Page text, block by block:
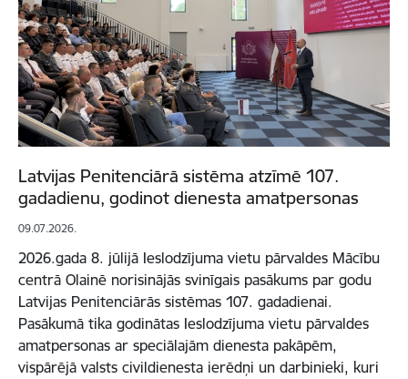
Latvijas Penitenciārā sistēma atzīmē 107.
gadadienu, godinot dienesta amatpersonas
09.07.2026.
2026.gada 8. jūlijā Ieslodzījuma vietu pārvaldes Mācību
centrā Olainē norisinājās svinīgais pasākums par godu
Latvijas Penitenciārās sistēmas 107. gadadienai.
Pasākumā tika godinātas Ieslodzījuma vietu pārvaldes
amatpersonas ar speciālajām dienesta pakāpēm,
vispārējā valsts civildienesta ierēdņi un darbinieki, kuri